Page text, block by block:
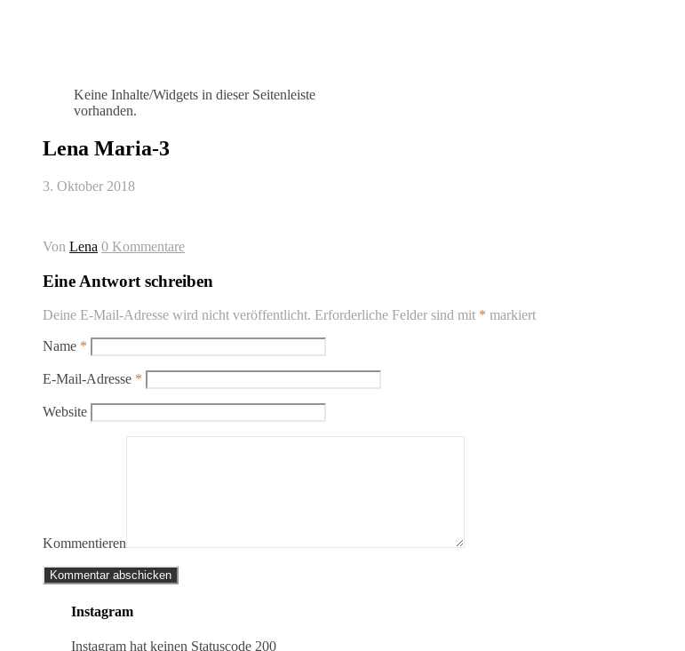
Keine Inhalte/Widgets in dieser Seitenleiste
vorhanden.
Lena Maria-3
3. Oktober 2018
Von Lena 0 Kommentare
Eine Antwort schreiben
Deine E-Mail-Adresse wird nicht veröffentlicht. Erforderliche Felder sind mit * markiert
Name *
E-Mail-Adresse *
Website
Kommentieren
Instagram
Instagram hat keinen Statuscode 200